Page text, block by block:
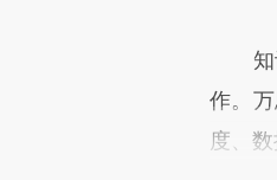
知识
作。
度、